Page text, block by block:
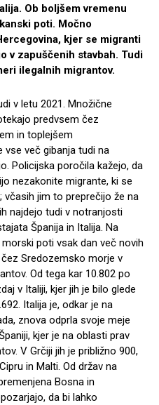
Ob boljšem vremenu
poti. Močno
kjer se migranti
v zapuščenih stavbah. Tudi
ilegalnih migrantov.
v letu 2021. Množične
predvsem čez
in toplejšem
vse več gibanja tudi na
Policijska poročila kažejo, da
nezakonite migrante, ki se
jim to preprečijo že na
najdejo tudi v notranjosti
Španija in Italija. Na
poti vsak dan več novih
Sredozemsko morje v
Od tega kar 10.802 po
v Italiji, kjer jih je bilo glede
Italija je, odkar je na
znova odprla svoje meje
kjer je na oblasti prav
V Grčiji jih je približno 900,
in Malti. Od držav na
Bosna in
da bi lahko